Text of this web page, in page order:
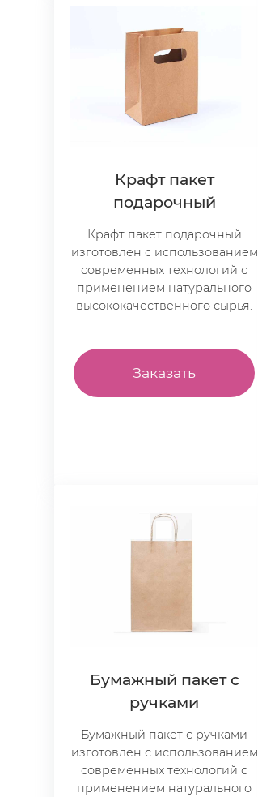
Крафт пакет
подарочный
Крафт пакет подарочный
изготовлен с использованием
современных технологий с
применением натурального
высококачественного сырья.
Заказать
Бумажный пакет с
ручками
Бумажный пакет с ручками
изготовлен с использованием
современных технологий с
применением натурального